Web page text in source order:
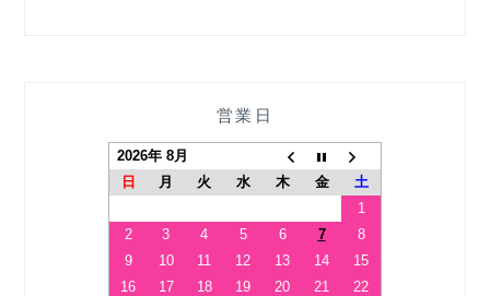
営業日
2026年 8月
日
月 火 水 木 金
土
1
2
3 4 5 6 7
8
9
10 11 12 13 14
15
16
17 18 19 20 21
22